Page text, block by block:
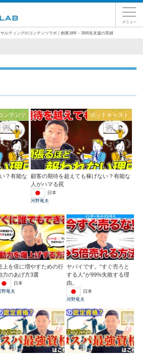
ルティングのコンテンツラボ｜創業18年・3500名支援の実績
ンテンツ
？有能な
ポッドキャスト
顧客の期待を超えても稼げない？有能な
人がハマる罠
日本
河野竜夫
上を倍に増やすための行
力のあげ方3選
日本
野竜夫
ヤバイです。“すぐ売ろと
する人”が99%失敗する理
由。
日本
河野竜夫